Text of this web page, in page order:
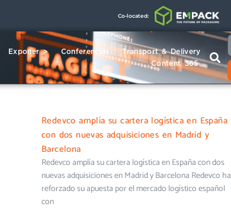
Co-located:
Exponer > Conferencias
Transport & Delivery
Content 365
Redevco amplía su cartera logística en España
con dos nuevas adquisiciones en Madrid y
Barcelona
Redevco amplía su cartera logística en España con dos
nuevas adquisiciones en Madrid y Barcelona Redevco ha
reforzado su apuesta por el mercado logístico español
con